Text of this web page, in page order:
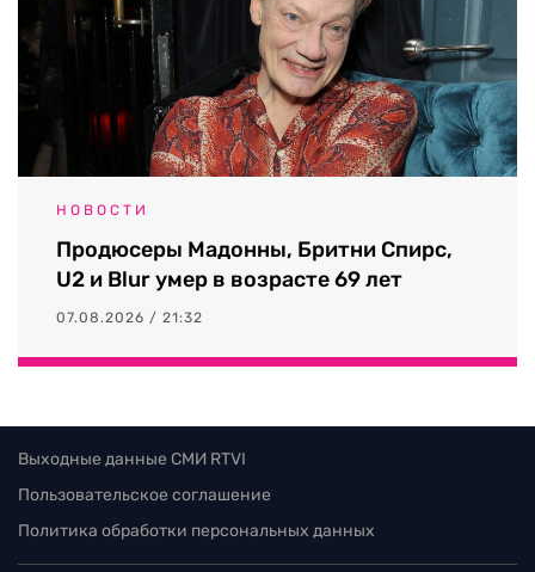
НОВОСТИ
Продюсеры Мадонны, Бритни Спирс,
U2 и Blur умер в возрасте 69 лет
07.08.2026 / 21:32
Выходные данные СМИ RTVI
Пользовательское соглашение
Политика обработки персональных данных